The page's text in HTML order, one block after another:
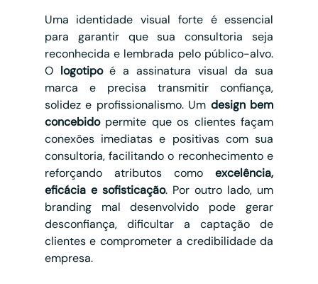
Uma identidade visual forte é essencial
para garantir que sua consultoria seja
reconhecida e lembrada pelo público-alvo.
O logotipo é a assinatura visual da sua
marca e precisa transmitir confiança,
solidez e profissionalismo. Um design bem
concebido permite que os clientes façam
conexões imediatas e positivas com sua
consultoria, facilitando o reconhecimento e
reforçando atributos como excelência,
eficácia e sofisticação. Por outro lado, um
branding mal desenvolvido pode gerar
desconfiança, dificultar a captação de
clientes e comprometer a credibilidade da
empresa.